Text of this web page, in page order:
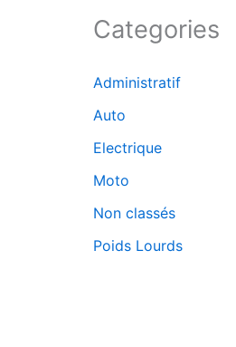
Categories
Administratif
Auto
Electrique
Moto
Non classés
Poids Lourds